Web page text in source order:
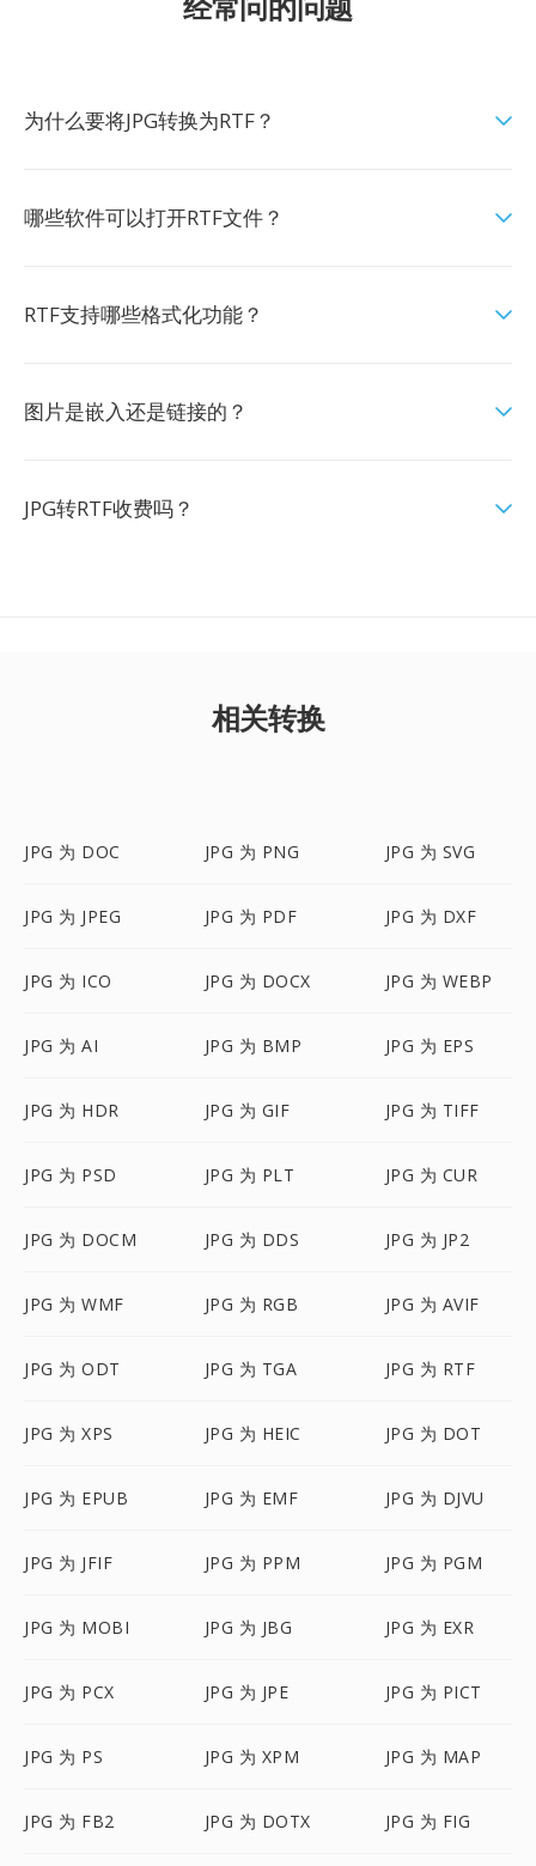
为什么要将JPG转换为RTF？
哪些软件可以打开RTF文件？
RTF支持哪些格式化功能？
图片是嵌入还是链接的？
JPG转RTF收费吗？
相关转换
JPG 为 DOC JPG 为 PNG JPG 为 SVG
JPG 为 JPEG JPG 为 PDF JPG 为 DXF
JPG 为 ICO JPG 为 DOCX JPG 为 WEBP
JPG 为 AI JPG 为 BMP JPG 为 EPS
JPG 为 HDR JPG 为 GIF JPG 为 TIFF
JPG 为 PSD JPG 为 PLT JPG 为 CUR
JPG 为 DOCM JPG 为 DDS JPG 为 JP2
JPG 为 WMF JPG 为 RGB JPG 为 AVIF
JPG 为 ODT JPG 为 TGA JPG 为 RTF
JPG 为 XPS JPG 为 HEIC JPG 为 DOT
JPG 为 EPUB JPG 为 EMF JPG 为 DJVU
JPG 为 JFIF JPG 为 PPM JPG 为 PGM
JPG 为 MOBI JPG 为 JBG JPG 为 EXR
JPG 为 PCX JPG 为 JPE JPG 为 PICT
JPG 为 PS JPG 为 XPM JPG 为 MAP
JPG 为 FB2 JPG 为 DOTX JPG 为 FIG